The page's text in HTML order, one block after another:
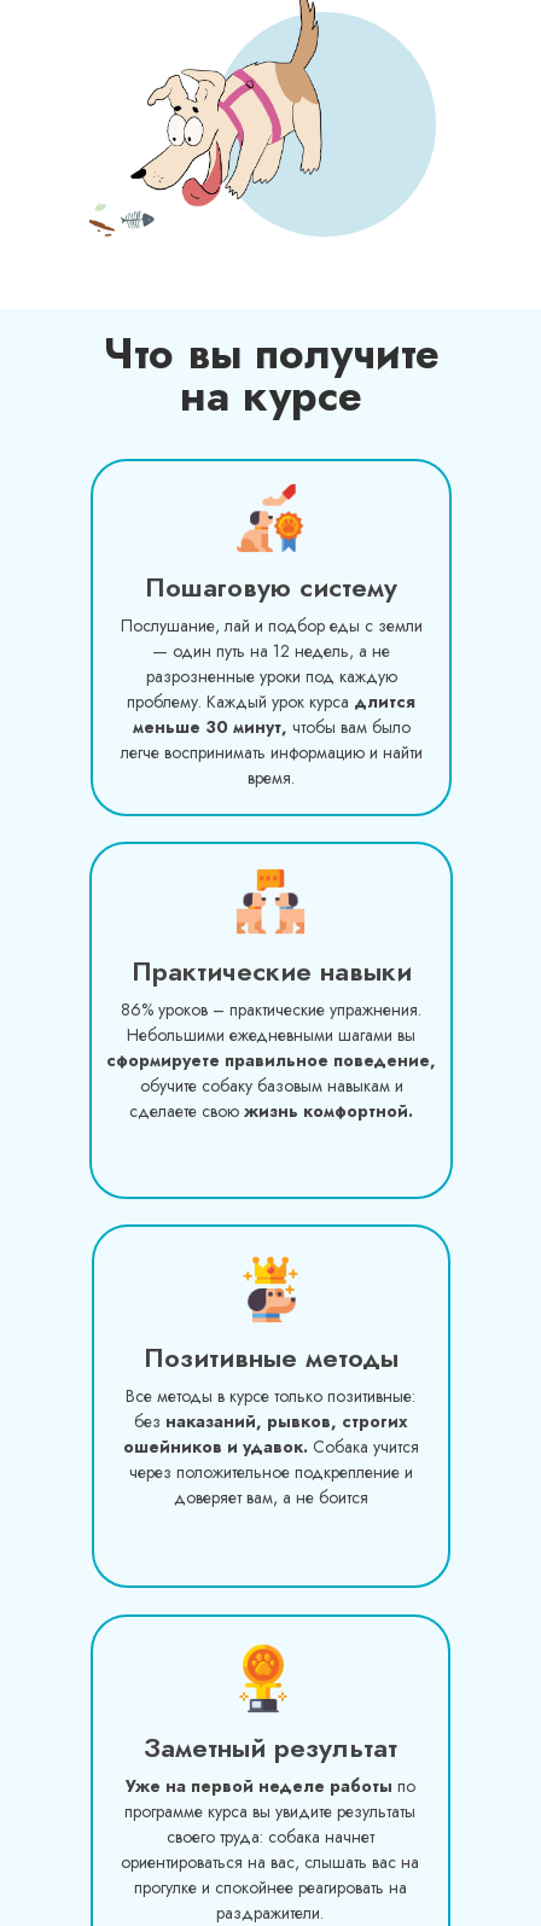
Что вы получите
на курсе
Послушание, лай и подбор еды с земли
— один путь на 12 недель, а не
разрозненные уроки под каждую
проблему. Каждый урок курса длится
меньше 30 минут, чтобы вам было
легче воспринимать информацию и найти
время.
86% уроков – практические упражнения.
Небольшими ежедневными шагами вы
сформируете правильное поведение,
обучите собаку базовым навыкам и
сделаете свою жизнь комфортной.
Все методы в курсе только позитивные:
без наказаний, рывков, строгих
ошейников и удавок. Собака учится
через положительное подкрепление и
доверяет вам, а не боится
Уже на первой неделе работы по
программе курса вы увидите результаты
своего труда: собака начнет
ориентироваться на вас, слышать вас на
прогулке и спокойнее реагировать на
раздражители.
Пошаговую систему
Практические навыки
Позитивные методы
Заметный результат